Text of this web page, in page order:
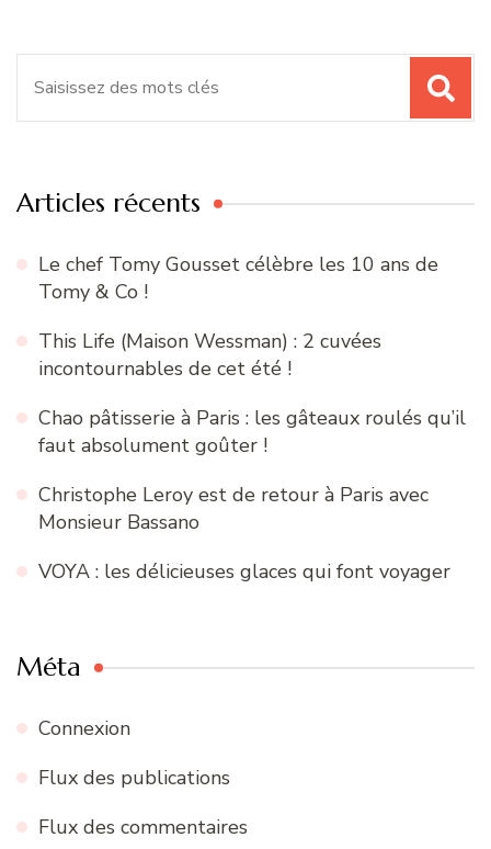
Articles récents
Le chef Tomy Gousset célèbre les 10 ans de
Tomy & Co !
This Life (Maison Wessman) : 2 cuvées
incontournables de cet été !
Chao pâtisserie à Paris : les gâteaux roulés qu’il
faut absolument goûter !
Christophe Leroy est de retour à Paris avec
Monsieur Bassano
VOYA : les délicieuses glaces qui font voyager
Méta
Connexion
Flux des publications
Flux des commentaires